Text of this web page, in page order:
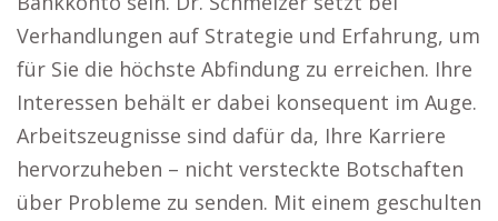
Verhandlungen auf Strategie und Erfahrung, um
für Sie die höchste Abfindung zu erreichen. Ihre
Interessen behält er dabei konsequent im Auge.
Arbeitszeugnisse sind dafür da, Ihre Karriere
hervorzuheben – nicht versteckte Botschaften
über Probleme zu senden. Mit einem geschulten